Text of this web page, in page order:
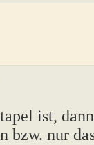
ist,
bzw. nur